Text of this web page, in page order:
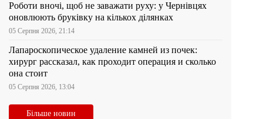
Роботи вночі, щоб не заважати руху: у Чернівцях
оновлюють бруківку на кількох ділянках
05 Серпня 2026, 21:14
Лапароскопическое удаление камней из почек:
хирург рассказал, как проходит операция и сколько
она стоит
05 Серпня 2026, 13:04
Більше новин